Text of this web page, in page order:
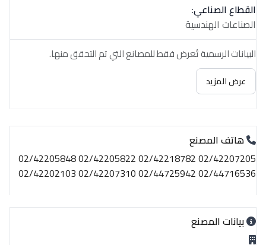
القطاع الصناعي:
الصناعات الهندسية
البيانات الرسمية تُعرض فقط للمصانع التي تم التحقق منها.
عرض المزيد
هاتف المصنع
02/42207205 02/42218782 02/42205822 02/42205848
02/44716536 02/44725942 02/42207310 02/42202103
بيانات المصنع